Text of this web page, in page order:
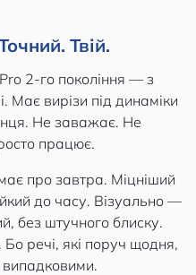
Твій.
2-го покоління — з
Має вирізи під динаміки
Не заважає. Не
працює.
про завтра. Міцніший
до часу. Візуально —
без штучного блиску.
речі, які поруч щодня,